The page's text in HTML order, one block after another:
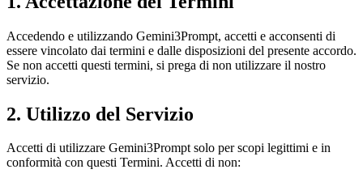
Accedendo e utilizzando Gemini3Prompt, accetti e acconsenti di
essere vincolato dai termini e dalle disposizioni del presente accordo.
Se non accetti questi termini, si prega di non utilizzare il nostro
servizio.
2. Utilizzo del Servizio
Accetti di utilizzare Gemini3Prompt solo per scopi legittimi e in
conformità con questi Termini. Accetti di non: